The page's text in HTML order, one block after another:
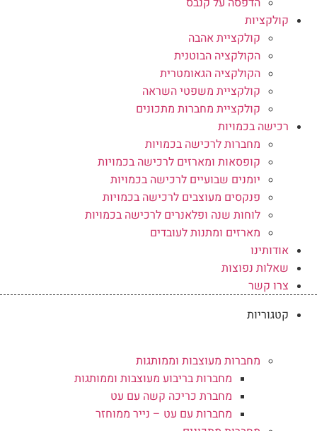
קולקציות
קולקציית אהבה
הקולקציה הבוטנית
הקולקציה הגאומטרית
קולקציית משפטי השראה
קולקציית מחברות מתכונים
רכישה בכמויות
מחברות לרכישה בכמויות
קופסאות ומארזים לרכישה בכמויות
יומנים שבועיים לרכישה בכמויות
פנקסים מעוצבים לרכישה בכמויות
לוחות שנה ופלאנרים לרכישה בכמויות
מארזים ומתנות לעובדים
אודותינו
שאלות נפוצות
צרו קשר
קטגוריות
מחברות מעוצבות וממותגות
מחברות בריבוע מעוצבות וממותגות
מחברת כריכה קשה עם עט
מחברות עם עט – נייר ממוחזר